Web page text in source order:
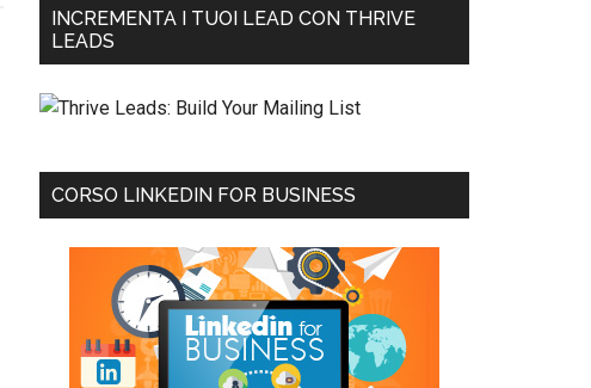
INCREMENTA I TUOI LEAD CON THRIVE
LEADS
CORSO LINKEDIN FOR BUSINESS